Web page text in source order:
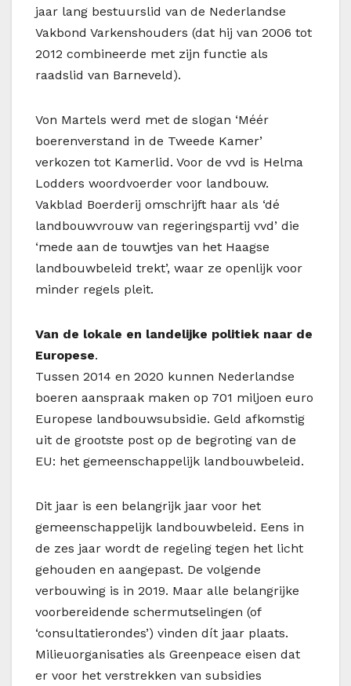
jaar lang bestuurslid van de Nederlandse
Vakbond Varkenshouders (dat hij van 2006 tot
2012 combineerde met zijn functie als
raadslid van Barneveld).
Von Martels werd met de slogan ‘Méér
boerenverstand in de Tweede Kamer’
verkozen tot Kamerlid. Voor de vvd is Helma
Lodders woordvoerder voor landbouw.
Vakblad Boerderij omschrijft haar als ‘dé
landbouwvrouw van regeringspartij vvd’ die
‘mede aan de touwtjes van het Haagse
landbouwbeleid trekt’, waar ze openlijk voor
minder regels pleit.
Van de lokale en landelijke politiek naar de
Europese.
Tussen 2014 en 2020 kunnen Nederlandse
boeren aanspraak maken op 701 miljoen euro
Europese landbouwsubsidie. Geld afkomstig
uit de grootste post op de begroting van de
EU: het gemeenschappelijk landbouwbeleid.
Dit jaar is een belangrijk jaar voor het
gemeenschappelijk landbouwbeleid. Eens in
de zes jaar wordt de regeling tegen het licht
gehouden en aangepast. De volgende
verbouwing is in 2019. Maar alle belangrijke
voorbereidende schermutselingen (of
‘consultatierondes’) vinden dít jaar plaats.
Milieuorganisaties als Greenpeace eisen dat
er voor het verstrekken van subsidies